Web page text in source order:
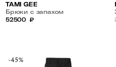
TAMI GEE
Брюки с запахом
52500 ₽
-45%